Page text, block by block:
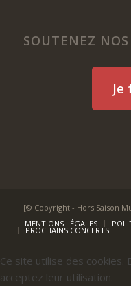
SOUTENEZ
Je
[© Copyright - Hors Saison
MENTIONS LÉGALES
PROCHAINS CONCERTS
Ce site utilise des cookies.
acceptez leur utilisation.